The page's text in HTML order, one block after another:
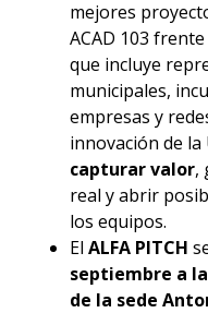
mejores
ACAD 103
que incluye
municipales,
empresas y
innovación de la
capturar valor,
real y abrir
los equipos.
El ALFA PITCH
septiembre a
de la sede